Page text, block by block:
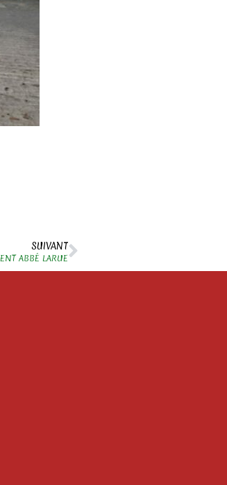
SUIVANT
ABBÉ LARUE